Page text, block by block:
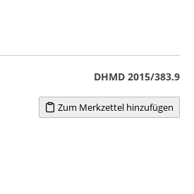
DHMD 2015/383.9
Zum Merkzettel hinzufügen